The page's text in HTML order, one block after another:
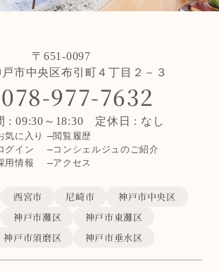
〒651-0097
市中央区布引町４丁目２－３
078-977-7632
: 09:30～18:30 定休日 : なし
気に入り
閲覧履歴
グイン
コンシェルジュのご紹介
用情報
アクセス
西宮市 尼崎市
神戸市中央区
神戸市灘区
神戸市東灘区
神戸市須磨区 神戸市垂水区